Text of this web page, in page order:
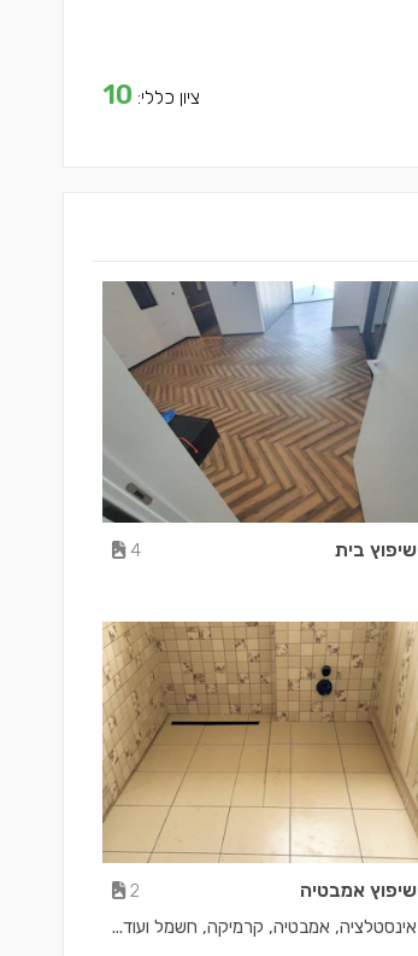
ציון כללי: 10
שיפוץ בית 4
שיפוץ אמבטיה
2
אינסטלציה, אמבטיה, קרמיקה, חשמל ועוד...